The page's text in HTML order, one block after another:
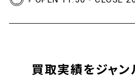
買取実績をジャ